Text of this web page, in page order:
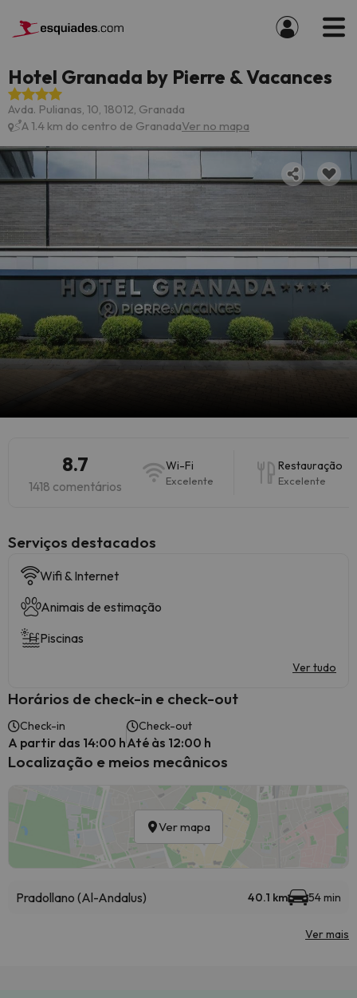
Hotel Granada by Pierre & Vacances
Avda. Pulianas, 10, 18012, Granada
A 1.4 km do centro de GranadaVer no mapa
8.7
1418 comentários
Wi-Fi
Excelente
Restauração
Excelente
Serviços destacados
Wifi & Internet
Animais de estimação
Piscinas
Ver tudo
Horários de check-in e check-out
Check-in
A partir das 14:00 h
Check-out
Até às 12:00 h
Localização e meios mecânicos
Ver mapa
Pradollano (Al-Andalus) 40.1 km 54 min
Ver mais